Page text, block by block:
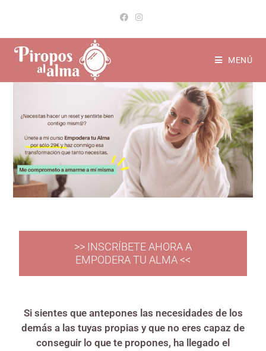
MENÚ
>> INSCRÍBETE AHORA A
EMPODERA TU ALMA <<
Si sientes que antepones las necesidades de los
demás a las tuyas propias y que no eres capaz de
conseguir lo que te propones, ha llegado el